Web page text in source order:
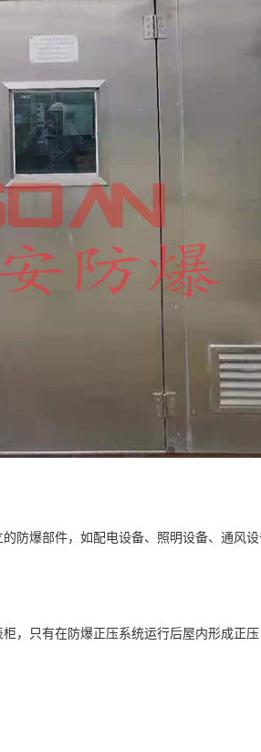
防爆部件，如配电设备、照明设备、通风
，只有在防爆正压系统运行后屋内形成正